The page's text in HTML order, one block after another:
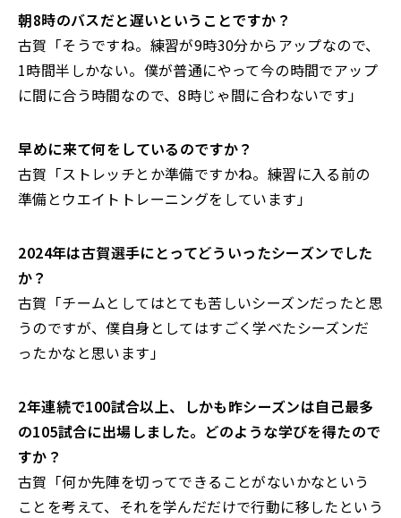
――朝8時のバスだと遅いということですか？
古賀「そうですね。練習が9時30分からアップなので、
1時間半しかない。僕が普通にやって今の時間でアップ
に間に合う時間なので、8時じゃ間に合わないです」
――早めに来て何をしているのですか？
古賀「ストレッチとか準備ですかね。練習に入る前の
準備とウエイトトレーニングをしています」
――2024年は古賀選手にとってどういったシーズンでした
か？
古賀「チームとしてはとても苦しいシーズンだったと思
うのですが、僕自身としてはすごく学べたシーズンだ
ったかなと思います」
――2年連続で100試合以上、しかも昨シーズンは自己最多
の105試合に出場しました。どのような学びを得たので
すか？
古賀「何か先陣を切ってできることがないかなという
ことを考えて、それを学んだだけで行動に移したという